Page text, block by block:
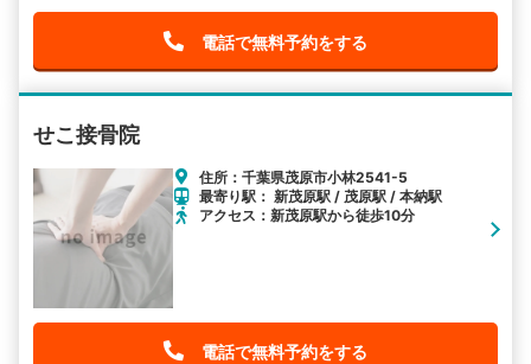
電話で無料予約をする
せこ接骨院
住所：千葉県茂原市小林2541-5
最寄り駅： 新茂原駅 / 茂原駅 / 本納駅
アクセス：新茂原駅から徒歩10分
電話で無料予約をする